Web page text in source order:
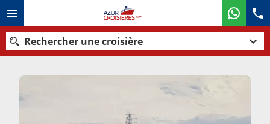
Rechercher une croisière